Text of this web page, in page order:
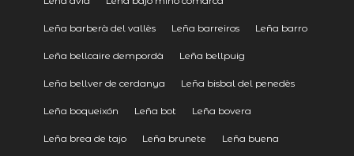
Leña barberà del vallès Leña barreiros Leña barro
Leña bellcaire dempordà Leña bellpuig
Leña bellver de cerdanya Leña bisbal del penedès
Leña boqueixón Leña bot Leña bovera
Leña brea de tajo Leña brunete Leña buena